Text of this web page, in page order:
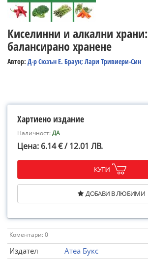
Киселинни и алкални
балансирано хранене
Автор: Д-р Сюзън Е. Браун; Лари Тривиери-Син
Хартиено издание
Наличност:ДА
Цена: 6.14 € / 12.01 ЛВ.
КУПИ
ДОБАВИ В ЛЮБИМИ
Коментари: 0
Издател
Атеа Букс